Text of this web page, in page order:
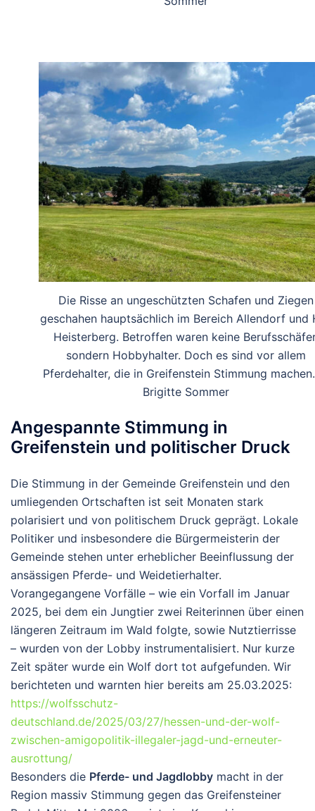
Die Risse an ungeschützten Schafen und Ziegen
geschahen hauptsächlich im Bereich Allendorf und
Heisterberg. Betroffen waren keine
sondern Hobbyhalter. Doch es sind vor allem
Pferdehalter, die in Greifenstein Stimmung
Brigitte Sommer
Angespannte Stimmung in
Greifenstein und politischer Druck
Die Stimmung in der Gemeinde Greifenstein und den
umliegenden Ortschaften ist seit Monaten stark
polarisiert und von politischem Druck geprägt. Lokale
Politiker und insbesondere die Bürgermeisterin der
Gemeinde stehen unter erheblicher Beeinflussung der
ansässigen Pferde- und Weidetierhalter.
Vorangegangene Vorfälle – wie ein Vorfall im Januar
2025, bei dem ein Jungtier zwei Reiterinnen über einen
längeren Zeitraum im Wald folgte, sowie Nutztierrisse
– wurden von der Lobby instrumentalisiert. Nur kurze
Zeit später wurde ein Wolf dort tot aufgefunden. Wir
berichteten und warnten hier bereits am 25.03.2025:
https://wolfsschutz-
deutschland.de/2025/03/27/hessen-und-der-wolf-
zwischen-amigopolitik-illegaler-jagd-und-erneuter-
ausrottung/
Besonders die Pferde- und Jagdlobby macht in der
Region massiv Stimmung gegen das Greifensteiner